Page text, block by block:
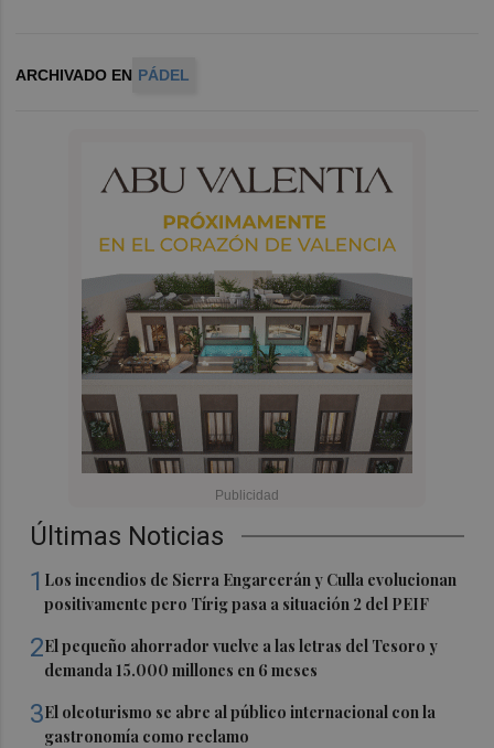
Últimas Noticias
1 Los incendios de Sierra Engarcerán y Culla evolucionan
positivamente pero Tírig pasa a situación 2 del PEIF
2El pequeño ahorrador vuelve a las letras del Tesoro y
demanda 15.000 millones en 6 meses
3El oleoturismo se abre al público internacional con la
gastronomía como reclamo
ARCHIVADO EN PÁDEL